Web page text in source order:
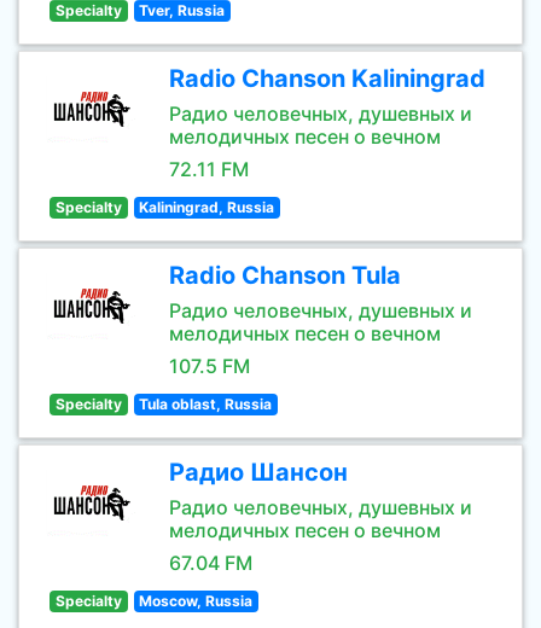
Specialty Tver, Russia
Radio Chanson Kaliningrad
Радио человечных, душевных и
мелодичных песен о вечном
72.11 FM
Specialty Kaliningrad, Russia
Radio Chanson Tula
Радио человечных, душевных и
мелодичных песен о вечном
107.5 FM
Specialty Tula oblast, Russia
Радио Шансон
Радио человечных, душевных и
мелодичных песен о вечном
67.04 FM
Specialty Moscow, Russia